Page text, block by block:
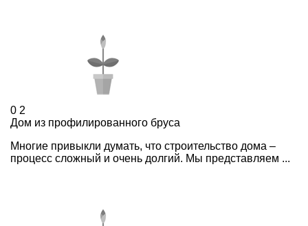
0 2
Дом из профилированного бруса
Многие привыкли думать, что строительство дома –
процесс сложный и очень долгий. Мы представляем ...